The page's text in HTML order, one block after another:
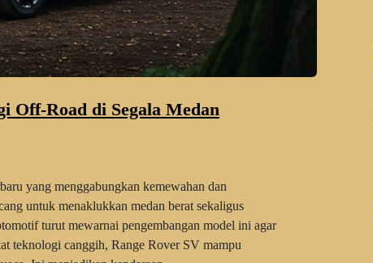
Off-Road di Segala Medan
yang menggabungkan kemewahan dan
untuk menaklukkan medan berat sekaligus
turut mewarnai pengembangan model ini agar
teknologi canggih, Range Rover SV mampu